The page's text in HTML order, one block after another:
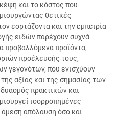
και το κόστος που
θετικές
εορτάζοντα και την εμπειρία
ειδών παρέχουν συχνά
προβαλλόμενα προϊόντα,
προέλευσής τους,
γεγονότων, που ενισχύουν
αξίας και της σημασίας των
πρακτικών και
ισορροπημένες
απόλαυση όσο και